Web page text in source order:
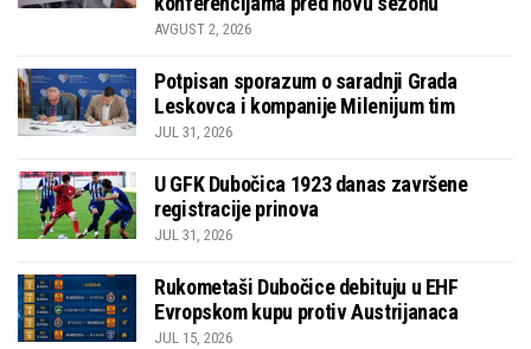
AVGUST 2, 2026
Potpisan sporazum o saradnji Grada
Leskovca i kompanije Milenijum tim
JUL 31, 2026
U GFK Dubočica 1923 danas završene
registracije prinova
JUL 31, 2026
Rukometaši Dubočice debituju u EHF
Evropskom kupu protiv Austrijanaca
JUL 15, 2026